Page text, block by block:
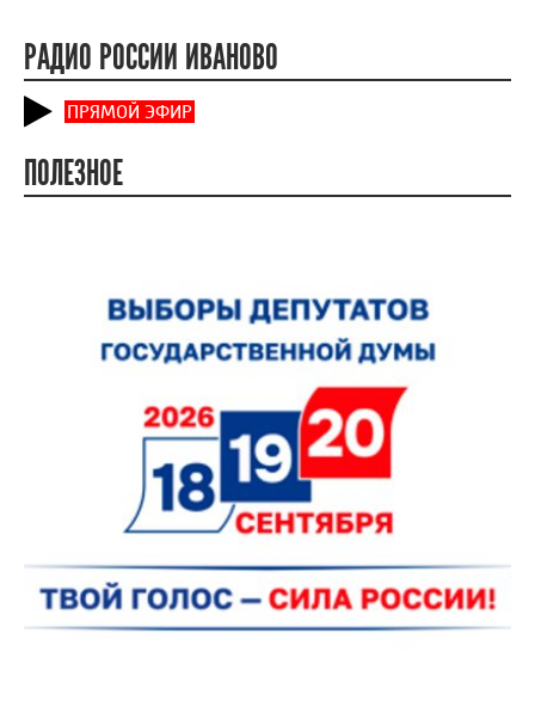
РАДИО РОССИИ ИВАНОВО
ПРЯМОЙ ЭФИР
ПОЛЕЗНОЕ